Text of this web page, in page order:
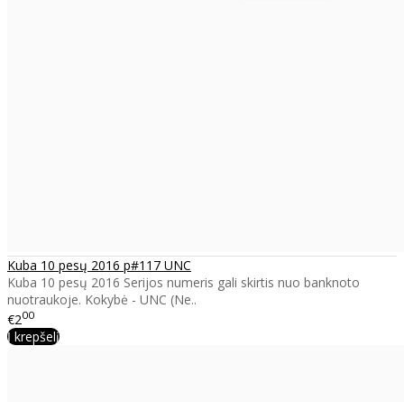
Kuba 10 pesų 2016 p#117 UNC
Kuba 10 pesų 2016 Serijos numeris gali skirtis nuo banknoto
nuotraukoje. Kokybė - UNC (Ne..
€200
Į krepšelį